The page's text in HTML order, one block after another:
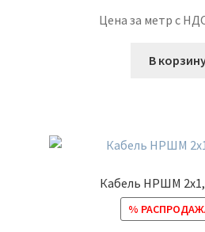
Цена за метр с
В
Кабель НРШМ
%